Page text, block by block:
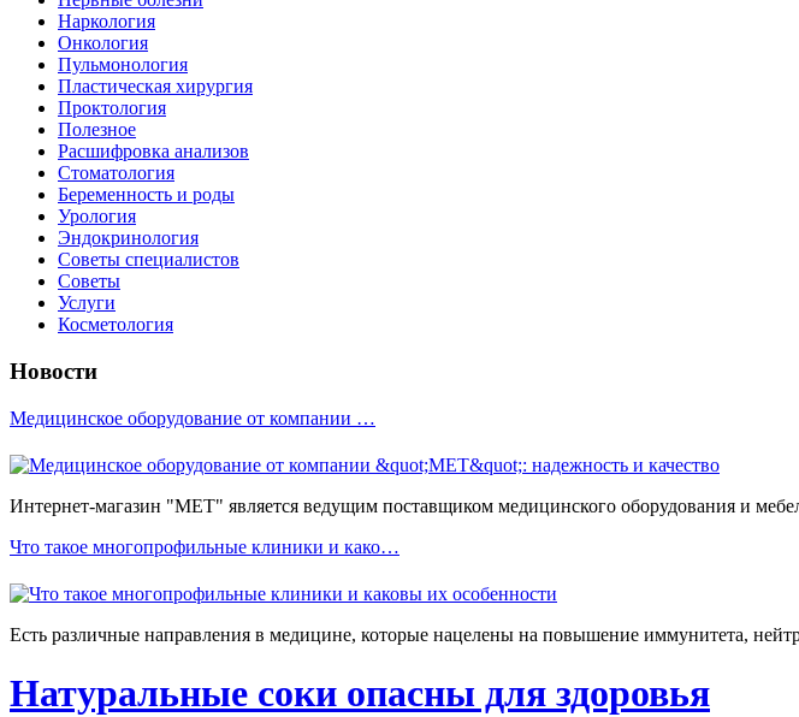
Наркология
Онкология
Пульмонология
Пластическая хирургия
Проктология
Полезное
Расшифровка анализов
Стоматология
Беременность и роды
Урология
Эндокринология
Советы специалистов
Советы
Услуги
Косметология
Новости
Медицинское оборудование от компании …
Интернет-магазин "МЕТ" является ведущим поставщиком медицинского оборудования и
Что такое многопрофильные клиники и како…
Есть различные направления в медицине, которые нацелены на повышение иммунитета,
Натуральные соки опасны для здоровья